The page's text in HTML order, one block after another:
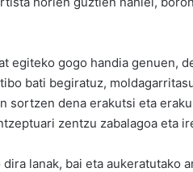
egiteko gogo handia genuen,
bati begiratuz,
sortzen dena erakutsi eta
zentzu zabalagoa eta
lanak, bai eta aukeratutako